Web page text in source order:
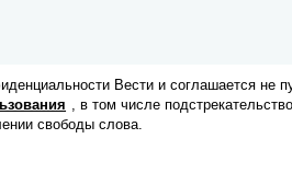
Вести и соглашается не
, в том числе
свободы слова.